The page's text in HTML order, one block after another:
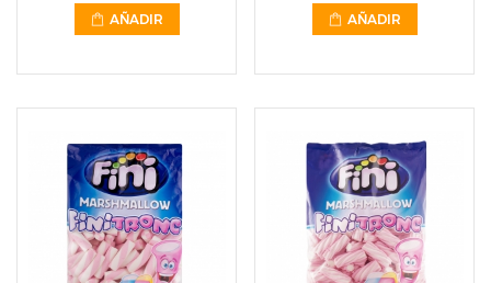
AÑADIR AÑADIR